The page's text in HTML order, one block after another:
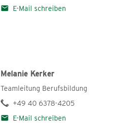
E-Mail schreiben
Melanie Kerker
Teamleitung Berufsbildung
+49 40 6378-4205
E-Mail schreiben